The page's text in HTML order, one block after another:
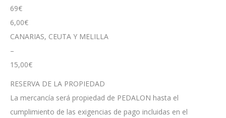
69€
6,00€
CANARIAS, CEUTA Y MELILLA
–
15,00€
RESERVA DE LA PROPIEDAD
La mercancía será propiedad de PEDALON hasta el
cumplimiento de las exigencias de pago incluidas en el